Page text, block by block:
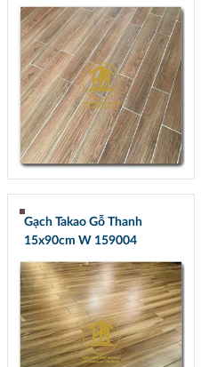
Gạch Takao Gỗ Thanh
15x90cm W 159004